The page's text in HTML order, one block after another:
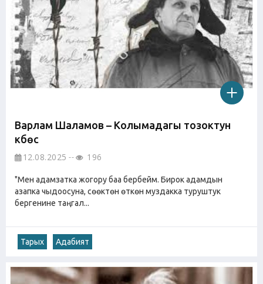
Варлам Шаламов – Колымадагы тозоктун
күбөсү
12.08.2025 196
"Мен адамзатка жогору баа бербейм. Бирок адамдын
азапка чыдоосуна, сөөктөн өткөн муздакка туруштук
бергенине таңгал...
Тарых Адабият